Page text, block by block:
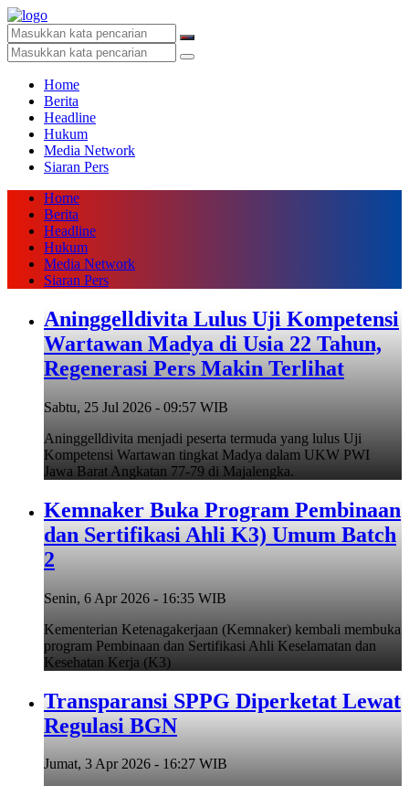
Home
Berita
Headline
Hukum
Media Network
Siaran Pers
Home
Berita
Headline
Hukum
Media Network
Siaran Pers
Aninggelldivita Lulus Uji Kompetensi
Wartawan Madya di Usia 22 Tahun,
Regenerasi Pers Makin Terlihat
Sabtu, 25 Jul 2026 - 09:57 WIB
Aninggelldivita menjadi peserta termuda yang lulus Uji
Kompetensi Wartawan tingkat Madya dalam UKW PWI
Jawa Barat Angkatan 77-79 di Majalengka.
Kemnaker Buka Program Pembinaan
dan Sertifikasi Ahli K3) Umum Batch
2
Senin, 6 Apr 2026 - 16:35 WIB
Kementerian Ketenagakerjaan (Kemnaker) kembali membuka
program Pembinaan dan Sertifikasi Ahli Keselamatan dan
Kesehatan Kerja (K3)
Transparansi SPPG Diperketat Lewat
Regulasi BGN
Jumat, 3 Apr 2026 - 16:27 WIB